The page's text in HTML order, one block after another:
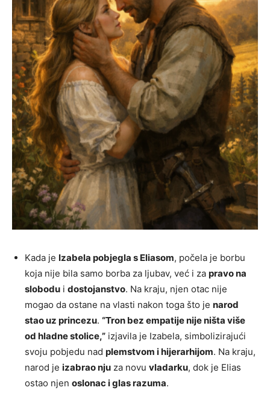
Kada je Izabela pobjegla s Eliasom, počela je borbu
koja nije bila samo borba za ljubav, već i za pravo na
slobodu i dostojanstvo. Na kraju, njen otac nije
mogao da ostane na vlasti nakon toga što je narod
stao uz princezu. “Tron bez empatije nije ništa više
od hladne stolice,” izjavila je Izabela, simbolizirajući
svoju pobjedu nad plemstvom i hijerarhijom. Na kraju,
narod je izabrao nju za novu vladarku, dok je Elias
ostao njen oslonac i glas razuma.